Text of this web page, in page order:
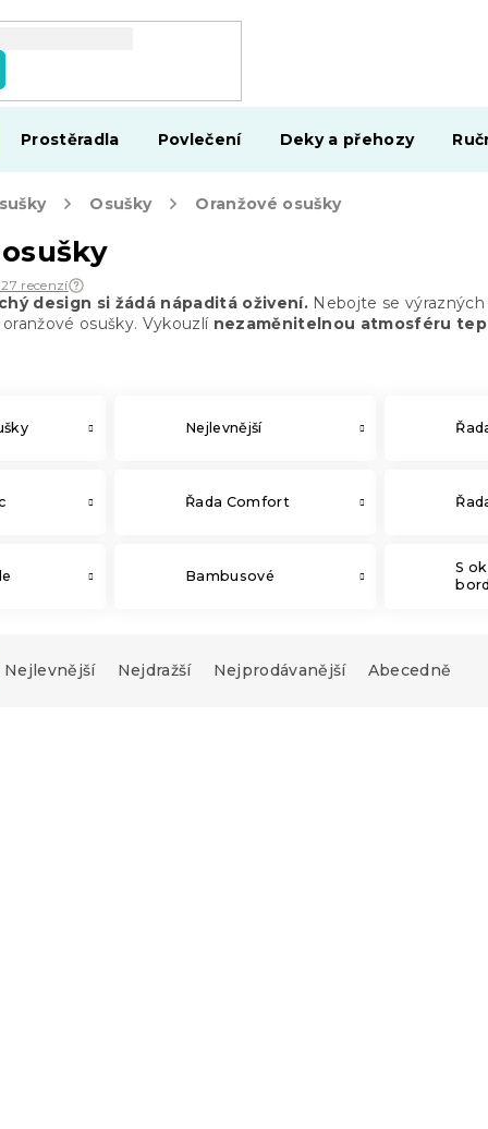
Prostěradla Povlečení Deky a přehozy
Osušky Oranžové osušky
recenzí
design si žádá nápaditá oživení. Nebojte se
osušky. Vykouzlí nezaměnitelnou atmosféru
Nejlevnější
Řada Comfort
Bambusové
S
Nejlevnější Nejdražší Nejprodávanější Abecedně